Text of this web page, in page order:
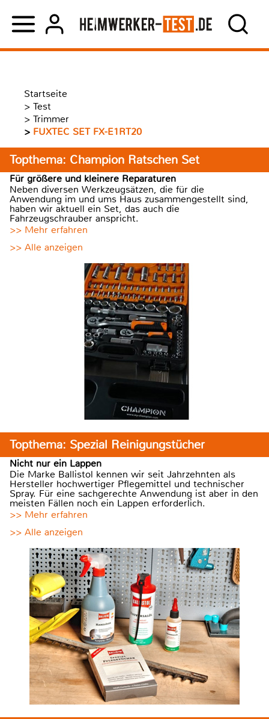
Startseite
> Test
> Trimmer
> FUXTEC SET FX-E1RT20
Topthema: Champion Ratschen Set
Für größere und kleinere Reparaturen
Neben diversen Werkzeugsätzen, die für die
Anwendung im und ums Haus zusammengestellt sind,
haben wir aktuell ein Set, das auch die
Fahrzeugschrauber anspricht.
>> Mehr erfahren
>> Alle anzeigen
Topthema: Spezial Reinigungstücher
Nicht nur ein Lappen
Die Marke Ballistol kennen wir seit Jahrzehnten als
Hersteller hochwertiger Pflegemittel und technischer
Spray. Für eine sachgerechte Anwendung ist aber in den
meisten Fällen noch ein Lappen erforderlich.
>> Mehr erfahren
>> Alle anzeigen